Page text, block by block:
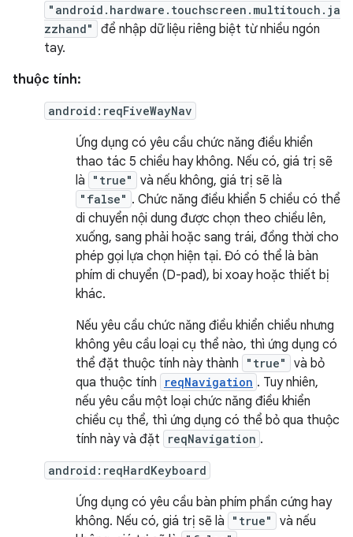
"android.hardware.touchscreen.multitouch.ja
zzhand"
để nhập dữ liệu riêng biệt từ nhiều ngón
tay.
thuộc tính:
android:reqFiveWayNav
Ứng dụng có yêu cầu chức năng điều khiển
thao tác 5 chiều hay không. Nếu có, giá trị sẽ
là
"true" và nếu không, giá trị sẽ là
"false" . Chức năng điều khiển 5 chiều có thể
di chuyển nội dung được chọn theo chiều lên,
xuống, sang phải hoặc sang trái, đồng thời cho
phép gọi lựa chọn hiện tại. Đó có thể là bàn
phím di chuyển (D-pad), bi xoay hoặc thiết bị
khác.
Nếu yêu cầu chức năng điều khiển chiều nhưng
không yêu cầu loại cụ thể nào, thì ứng dụng có
thể đặt thuộc tính này thành
"true"
và bỏ
qua thuộc tính
reqNavigation . Tuy nhiên,
nếu yêu cầu một loại chức năng điều khiển
chiều cụ thể, thì ứng dụng có thể bỏ qua thuộc
tính này và đặt
reqNavigation .
android:reqHardKeyboard
Ứng dụng có yêu cầu bàn phím phần cứng hay
không. Nếu có, giá trị sẽ là
"true"
và nếu